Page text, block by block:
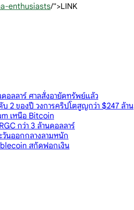
enthusiasts/">LINK
อลลาร์ ศาลสั่งอายัดทรัพย์แล้ว
2 ของปี วงการคริปโตสูญกว่า $247 ล้าน
เหนือ Bitcoin
กว่า 3 ล้านดอลลาร์
วันออกกลางลามหนัก
สกัดฟอกเงิน